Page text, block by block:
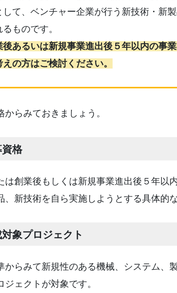
して、ベンチャー企業が行う新技術・新
るものです。
後あるいは新規事業進出後５年以内の事
えの方はご検討ください。
からみておきましょう。
格
は創業後もしくは新規事業進出後５年以
、新技術を自ら実施しようとする具体的
象プロジェクト
からみて新規性のある機械、システム、
ジェクトが対象です。